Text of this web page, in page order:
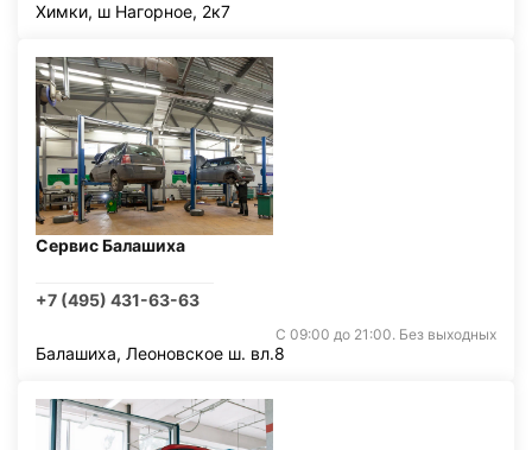
Химки, ш Нагорное, 2к7
Сервис Балашиха
+7 (495) 431-63-63
С 09:00 до 21:00. Без выходных
Балашиха, Леоновское ш. вл.8